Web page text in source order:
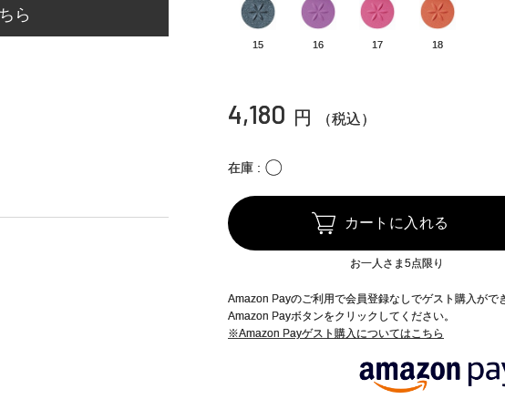
ら
15 16 17 18
4,180 円 （税込）
在庫 〇
カートに入れる
お一人さま5点限り
Amazon Payのご利用で会員登録なしでゲスト購入がで
Amazon Payボタンをクリックしてください。
※Amazon Payゲスト購入についてはこちら